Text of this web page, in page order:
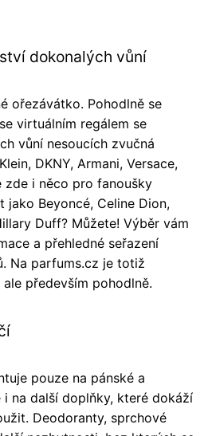
dokonalých vůní
ořezávátko. Pohodlně se
virtuálním regálem se
vůní nesoucích zvučná
DKNY, Armani, Versace,
zde i něco pro fanoušky
jako Beyoncé, Celine Dion,
Duff? Můžete! Výběr vám
a přehledné seřazení
Na parfums.cz je totiž
především pohodlně.
pouze na pánské a
i na další doplňky, které dokáží
Deodoranty, sprchové